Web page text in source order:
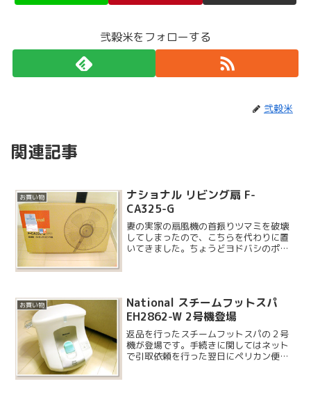
弐穀米をフォローする
弐穀米
関連記事
お買い物
ナショナル リビング扇 F-
CA325-G
妻の実家の扇風機の首振りツマミを破壊
してしまったので、こちらを代わりに置
いてきました。ちょうどヨドバシのポイ
お買い物
National スチームフットスパ
EH2862-W 2号機登場
返品を行ったスチームフットスパの２号
機が登場です。手続きに関してはネット
で引取依頼を行った翌日にペリカン便の